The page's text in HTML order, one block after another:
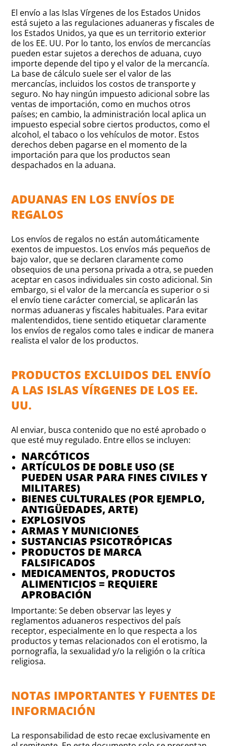
El envío a las Islas Vírgenes de los Estados Unidos
está sujeto a las regulaciones aduaneras y fiscales de
los Estados Unidos, ya que es un territorio exterior
de los EE. UU. Por lo tanto, los envíos de mercancías
pueden estar sujetos a derechos de aduana, cuyo
importe depende del tipo y el valor de la mercancía.
La base de cálculo suele ser el valor de las
mercancías, incluidos los costos de transporte y
seguro. No hay ningún impuesto adicional sobre las
ventas de importación, como en muchos otros
países; en cambio, la administración local aplica un
impuesto especial sobre ciertos productos, como el
alcohol, el tabaco o los vehículos de motor. Estos
derechos deben pagarse en el momento de la
importación para que los productos sean
despachados en la aduana.
ADUANAS EN LOS ENVÍOS DE
REGALOS
Los envíos de regalos no están automáticamente
exentos de impuestos. Los envíos más pequeños de
bajo valor, que se declaren claramente como
obsequios de una persona privada a otra, se pueden
aceptar en casos individuales sin costo adicional. Sin
embargo, si el valor de la mercancía es superior o si
el envío tiene carácter comercial, se aplicarán las
normas aduaneras y fiscales habituales. Para evitar
malentendidos, tiene sentido etiquetar claramente
los envíos de regalos como tales e indicar de manera
realista el valor de los productos.
PRODUCTOS EXCLUIDOS DEL ENVÍO
A LAS ISLAS VÍRGENES DE LOS EE.
UU.
Al enviar, busca contenido que no esté aprobado o
que esté muy regulado. Entre ellos se incluyen:
NARCÓTICOS
ARTÍCULOS DE DOBLE USO (SE
PUEDEN USAR PARA FINES CIVILES Y
MILITARES)
BIENES CULTURALES (POR EJEMPLO,
ANTIGÜEDADES, ARTE)
EXPLOSIVOS
ARMAS Y MUNICIONES
SUSTANCIAS PSICOTRÓPICAS
PRODUCTOS DE MARCA
FALSIFICADOS
MEDICAMENTOS, PRODUCTOS
ALIMENTICIOS = REQUIERE
APROBACIÓN
Importante: Se deben observar las leyes y
reglamentos aduaneros respectivos del país
receptor, especialmente en lo que respecta a los
productos y temas relacionados con el erotismo, la
pornografía, la sexualidad y/o la religión o la crítica
religiosa.
NOTAS IMPORTANTES Y FUENTES DE
INFORMACIÓN
La responsabilidad de esto recae exclusivamente en